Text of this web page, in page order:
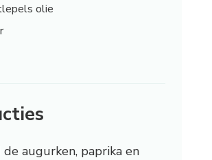
olie
de augurken, paprika en